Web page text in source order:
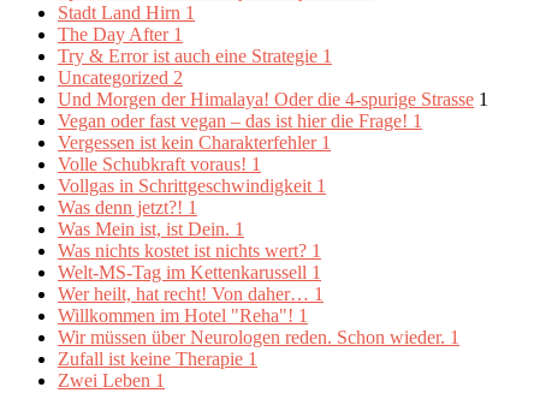
Stadt Land Hirn 1
The Day After 1
Try & Error ist auch eine Strategie 1
Uncategorized 2
Und Morgen der Himalaya! Oder die 4-spurige Strasse 1
Vegan oder fast vegan – das ist hier die Frage! 1
Vergessen ist kein Charakterfehler 1
Volle Schubkraft voraus! 1
Vollgas in Schrittgeschwindigkeit 1
Was denn jetzt?! 1
Was Mein ist, ist Dein. 1
Was nichts kostet ist nichts wert? 1
Welt-MS-Tag im Kettenkarussell 1
Wer heilt, hat recht! Von daher… 1
Willkommen im Hotel "Reha"! 1
Wir müssen über Neurologen reden. Schon wieder. 1
Zufall ist keine Therapie 1
Zwei Leben 1